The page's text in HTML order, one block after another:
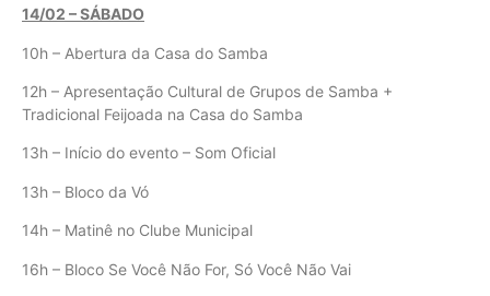
14/02 – SÁBADO
10h – Abertura da Casa do Samba
12h – Apresentação Cultural de Grupos de Samba +
Tradicional Feijoada na Casa do Samba
13h – Início do evento – Som Oficial
13h – Bloco da Vó
14h – Matinê no Clube Municipal
16h – Bloco Se Você Não For, Só Você Não Vai